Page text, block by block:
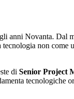
anni Novanta.
non come
di Senior Project
tecnologiche